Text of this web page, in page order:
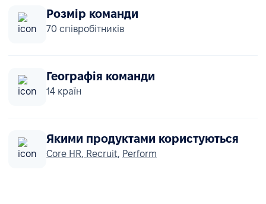
Розмір команди
70 співробітників
Географія команди
14 країн
Якими продуктами користуються
Core HR, Recruit, Perform